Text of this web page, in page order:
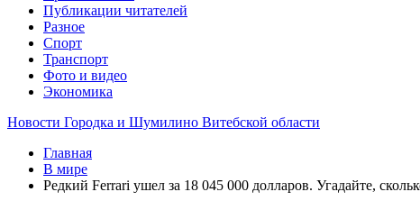
Публикации читателей
Разное
Спорт
Транспорт
Фото и видео
Экономика
Новости Городка и Шумилино Витебской области
Главная
В мире
Редкий Ferrari ушел за 18 045 000 долларов. Угадайте,